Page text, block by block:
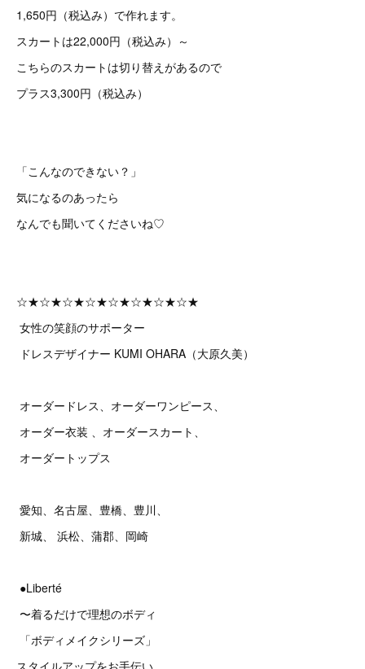
1,650円（税込み）で作れます。
スカートは22,000円（税込み）～
こちらのスカートは切り替えがあるので
プラス3,300円（税込み）
「こんなのできない？」
気になるのあったら
なんでも聞いてくださいね♡
☆★☆★☆★☆★☆★☆★☆★☆★
女性の笑顔のサポーター
ドレスデザイナー KUMI OHARA（大原久美）
オーダードレス、オーダーワンピース、
オーダー衣装 、オーダースカート、
オーダートップス
愛知、名古屋、豊橋、豊川、
新城、 浜松、蒲郡、岡崎
●Liberté
〜着るだけで理想のボディ
「ボディメイクシリーズ」
スタイルアップをお手伝い